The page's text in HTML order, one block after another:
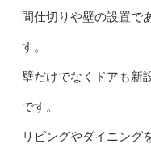
間仕切りや壁の設置で
す。
壁だけでなくドアも新
です。
リビングやダイニング